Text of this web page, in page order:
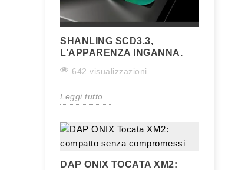
SHANLING SCD3.3,
L’APPARENZA INGANNA.
642 visualizzazioni
Leggi tutto...
DAP ONIX TOCATA XM2: